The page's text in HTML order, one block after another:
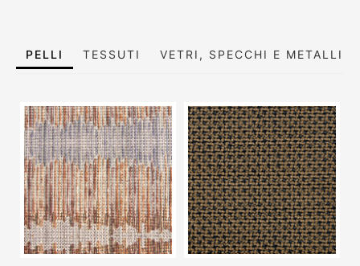
PELLI TESSUTI VETRI, SPECCHI E METALLI